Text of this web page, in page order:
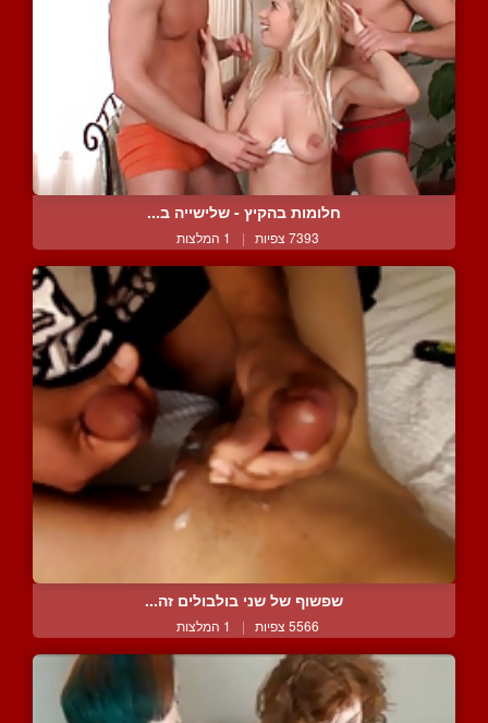
חלומות בהקיץ - שלישייה ב...
7393 צפיות | 1 המלצות
שפשוף של שני בולבולים זה...
5566 צפיות | 1 המלצות